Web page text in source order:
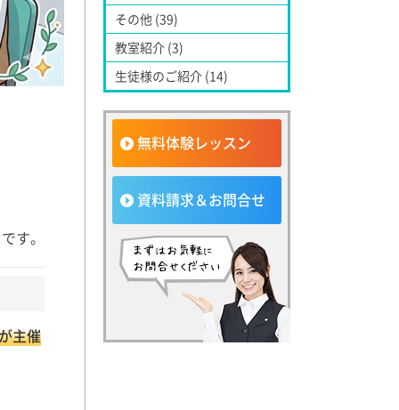
です。
主催
その他 (39)
教室紹介 (3)
生徒様のご紹介 (14)
無料体験レッスン
資料請求＆お問合せ